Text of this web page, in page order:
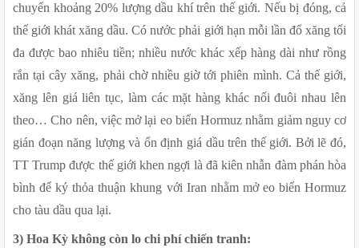
chuyển khoảng 20% lượng dầu khí trên thế giới. Nếu bị đóng, cả
thế giới khát xăng dầu. Có nước phải giới hạn mỗi lần đổ xăng tối
đa được bao nhiêu tiền; nhiều nước khác xếp hàng dài như rồng
rắn tại cây xăng, phải chờ nhiều giờ tới phiên mình. Cả thế giới,
xăng lên giá liên tục, làm các mặt hàng khác nối đuôi nhau lên
theo… Cho nên, việc mở lại eo biển Hormuz nhằm giảm nguy cơ
gián đoạn năng lượng và ổn định giá dầu trên thế giới. Bởi lẽ đó,
TT Trump được thế giới khen ngợi là đã kiên nhẫn đàm phán hòa
bình để ký thỏa thuận khung với Iran nhằm mở eo biển Hormuz
cho tàu dầu qua lại.
3) Hoa Kỳ không còn lo chi phí chiến tranh: